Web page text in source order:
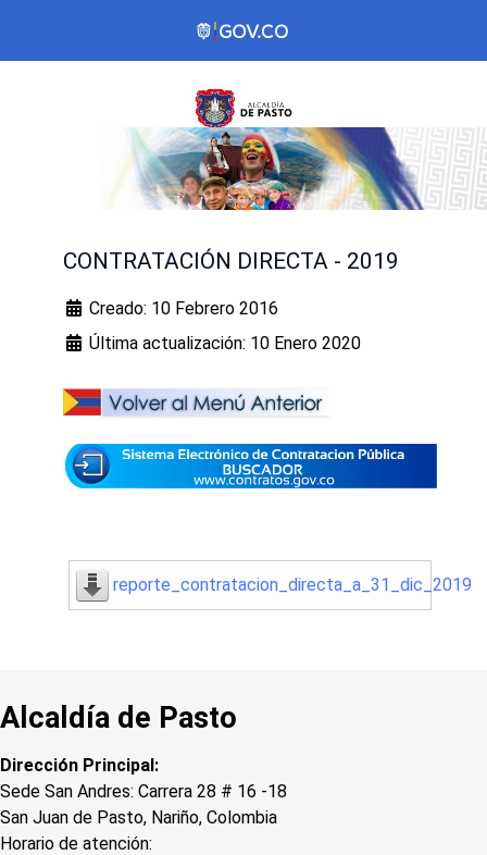
CONTRATACIÓN DIRECTA - 2019
Creado: 10 Febrero 2016
Última actualización: 10 Enero 2020
reporte_contratacion_directa_a_31_dic_2019
Alcaldía de Pasto
Dirección Principal:
Sede San Andres: Carrera 28 # 16 -18
San Juan de Pasto, Nariño, Colombia
Horario de atención: